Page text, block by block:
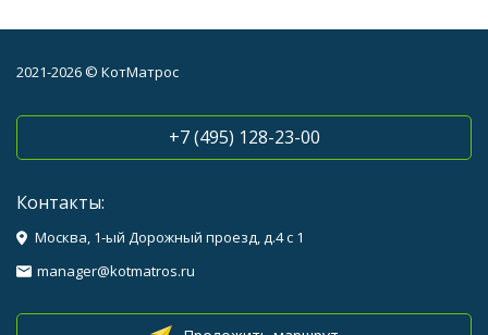
2021-2026 © КотМатрос
+7 (495) 128-23-00
Контакты:
Москва, 1-ый Дорожный проезд, д.4 с 1
manager@kotmatros.ru